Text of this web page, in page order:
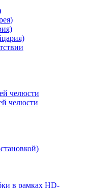
челюсти
челюсти
в рамках HD-